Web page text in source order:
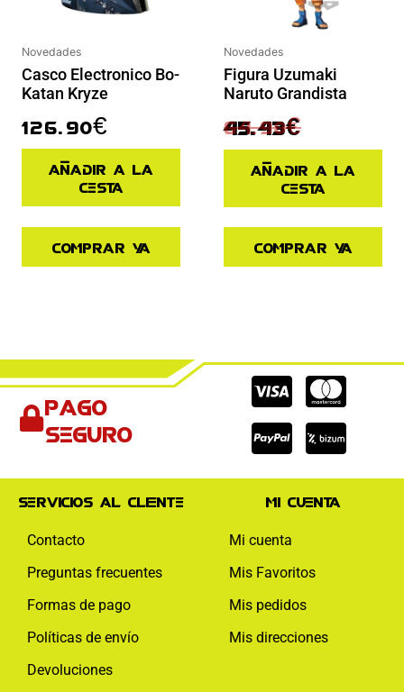
Novedades
Casco Electronico Bo-
Katan Kryze
126.90€
Añadir a la
cesta
Comprar ya
Novedades
Figura Uzumaki
Naruto Grandista
64.90€
45.43€
Añadir a la
cesta
Comprar ya
Pago
seguro
Cc-
visa
Cc-
Cc-
paypal
Servicios al cliente
Contacto
Preguntas frecuentes
Formas de pago
Políticas de envío
Devoluciones
Mi cuenta
Mi cuenta
Mis Favoritos
Mis pedidos
Mis direcciones